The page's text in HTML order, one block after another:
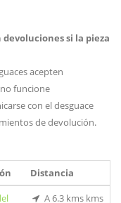
devoluciones si la pieza
acepten
funcione
con el desguace
de devolución.
Distancia
A 6.3 kms kms